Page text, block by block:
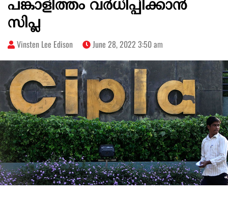
പങ്കാളിത്തം വർധിപ്പിക്കാൻ
സിപ്ല
Vinsten Lee Edison June 28, 2022 3:50 am